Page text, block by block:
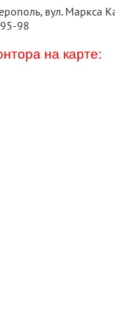
вул. Маркса
98
на карте: